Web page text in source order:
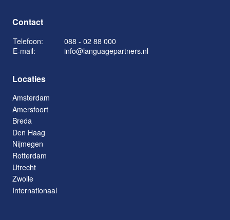
Contact
Telefoon:
088 - 02 88 000
E-mail:
info@languagepartners.nl
Locaties
Amsterdam
Amersfoort
Breda
Den Haag
Nijmegen
Rotterdam
Utrecht
Zwolle
Internationaal